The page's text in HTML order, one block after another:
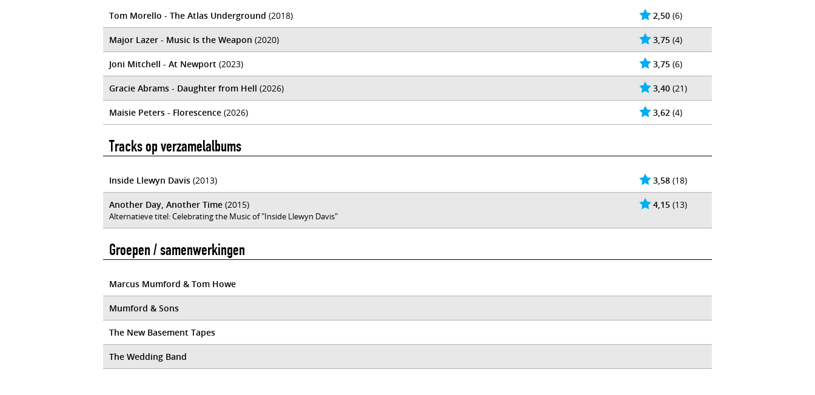
2,50 (6)
Tom Morello - The Atlas Underground (2018)
3,75 (4)
Major Lazer - Music Is the Weapon (2020)
3,75 (6)
Joni Mitchell - At Newport (2023)
3,40 (21)
Gracie Abrams - Daughter from Hell (2026)
3,62 (4)
Maisie Peters - Florescence (2026)
Tracks op verzamelalbums
3,58 (18)
Inside Llewyn Davis (2013)
4,15 (13)
Another Day, Another Time (2015)
Alternatieve titel: Celebrating the Music of "Inside Llewyn Davis"
Groepen / samenwerkingen
Marcus Mumford & Tom Howe
Mumford & Sons
The New Basement Tapes
The Wedding Band